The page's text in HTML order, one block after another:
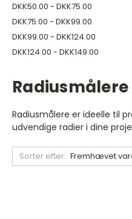
DKK50.00 - DKK75.00
DKK75.00 - DKK99.00
DKK99.00 - DKK124.00
DKK124.00 - DKK149.00
Radiusmålere
Radiusmålere er ideelle til
udvendige radier i dine
Sorter efter: